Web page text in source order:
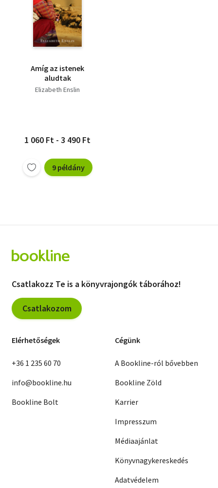
Amíg az istenek
aludtak
Elizabeth Enslin
1 060 Ft - 3 490 Ft
9 példány
Csatlakozz Te is a könyvrajongók táborához!
Csatlakozom
Elérhetőségek
+36 1 235 60 70
info@bookline.hu
Bookline Bolt
Cégünk
A Bookline-ról bővebben
Bookline Zöld
Karrier
Impresszum
Médiaajánlat
Könyvnagykereskedés
Adatvédelem